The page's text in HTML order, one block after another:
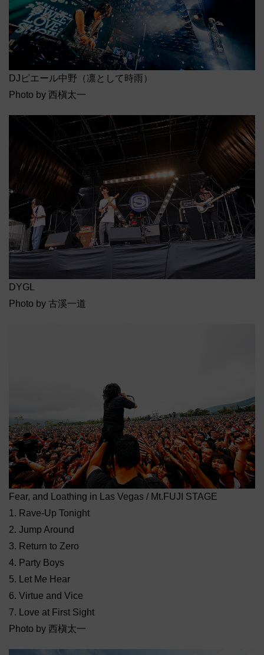
DJピエール中野（凛として時雨）
Photo by 西槇太一
DYGL
Photo by 古溪一道
Fear, and Loathing in Las Vegas / Mt.FUJI STAGE
1. Rave-Up Tonight
2. Jump Around
3. Return to Zero
4. Party Boys
5. Let Me Hear
6. Virtue and Vice
7. Love at First Sight
Photo by 西槇太一